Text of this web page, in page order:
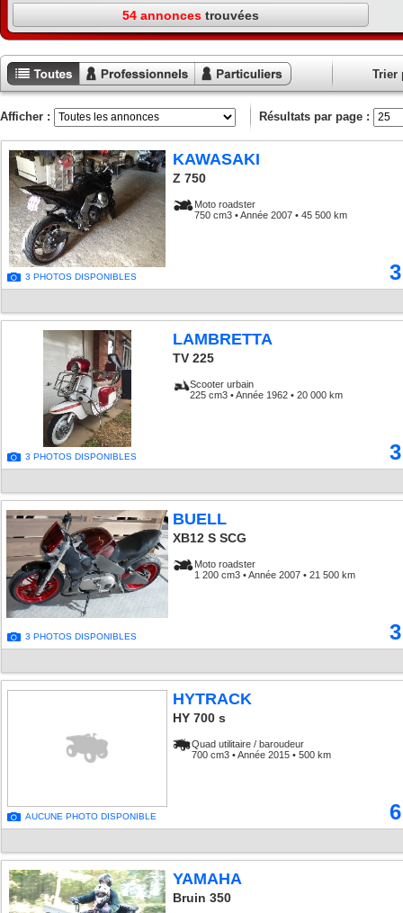
54 annonces trouvées
Toutes les
annonces
Annonces
professionnels
Annonces
particuliers
Trier
Afficher : Résultats par page :
3 PHOTOS DISPONIBLES
KAWASAKI
Z 750
Moto roadster
750 cm3 • Année 2007 • 45 500 km
3 PHOTOS DISPONIBLES
LAMBRETTA
TV 225
Scooter urbain
225 cm3 • Année 1962 • 20 000 km
3 PHOTOS DISPONIBLES
BUELL
XB12 S SCG
Moto roadster
1 200 cm3 • Année 2007 • 21 500 km
AUCUNE PHOTO DISPONIBLE
HYTRACK
HY 700 s
Quad utilitaire / baroudeur
700 cm3 • Année 2015 • 500 km
YAMAHA
Bruin 350